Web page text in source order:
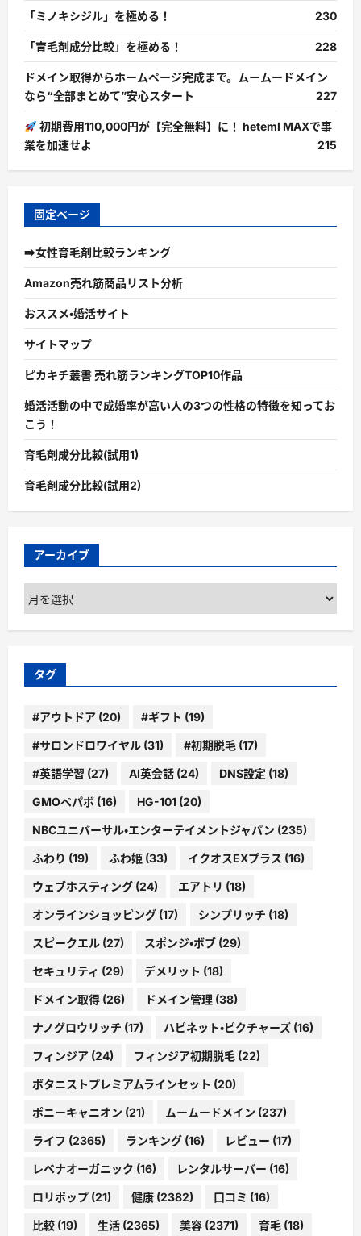
「ミノキシジル」を極める！ 230
「育毛剤成分比較」を極める！ 228
ドメイン取得からホームページ完成まで。ムームードメイン
なら“全部まとめて”安心スタート
227
初期費用110,000円が【完全無料】に！ heteml MAXで事
業を加速せよ
215
固定ページ
➡女性育毛剤比較ランキング
Amazon売れ筋商品リスト分析
おススメ・婚活サイト
サイトマップ
ピカキチ叢書 売れ筋ランキングTOP10作品
婚活活動の中で成婚率が高い人の3つの性格の特徴を知ってお
こう！
育毛剤成分比較(試用1)
育毛剤成分比較(試用2)
アーカイブ
ア
ー
カ
ブ
タグ
#アウトドア (20) #ギフト (19)
#サロンドロワイヤル (31) #初期脱毛 (17)
#英語学習 (27) AI英会話 (24) DNS設定 (18)
GMOペパボ (16) HG-101 (20)
NBCユニバーサル・エンターテイメントジャパン (235)
ふわり (19) ふわ姫 (33) イクオスEXプラス (16)
ウェブホスティング (24) エアトリ (18)
オンラインショッピング (17) シンプリッチ (18)
スピークエル (27) スポンジ・ボブ (29)
セキュリティ (29) デメリット (18)
ドメイン取得 (26) ドメイン管理 (38)
ナノグロウリッチ (17) ハピネット・ピクチャーズ (16)
フィンジア (24) フィンジア初期脱毛 (22)
ボタニストプレミアムラインセット (20)
ポニーキャニオン (21) ムームードメイン (237)
ライフ (2365) ランキング (16) レビュー (17)
レベナオーガニック (16) レンタルサーバー (16)
ロリポップ (21) 健康 (2382) 口コミ (16)
比較 (19) 生活 (2365) 美容 (2371) 育毛 (18)